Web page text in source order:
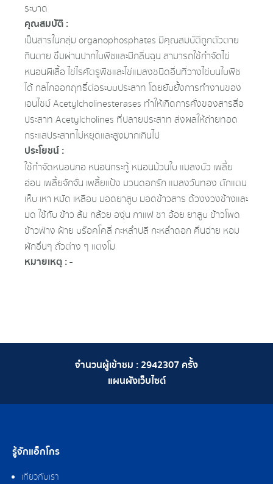
ระบาด
คุณสมบัติ :
เป็นสารในกลุ่ม organophosphates มีคุณสมบัติถูกตัวตาย
กินตาย ซึมผ่านปากใบพืชและมีกลิ่นฉุน สามารถใช้กำจัดไข่
หนอนผีเสื้อ ไข่ไรศัตรูพืชและไข่แมลงชนิดอื่นที่วางไข่บนใบพืช
ได้ กลไกออกฤทธิ์ต่อระบบประสาท โดยยับยั้งการทำงานของ
เอนไซม์ Acetylcholinesterases ทำให้เกิดการคั่งของสารสื่อ
ประสาท Acetylcholines ที่ปลายประสาท ส่งผลให้ถ่ายทอด
กระแสประสาทไม่หยุดและสูงมากเกินไป
ประโยชน์ :
ใช้กำจัดหนอนกอ หนอนกระทู้ หนอนม้วนใบ แมลงบั่ว เพลี้ย
อ่อน เพลี้ยจักจั่น เพลี้ยแป้ง มวนดอกรัก แมลงวันทอง ตักแตน
เห็บ เหา หมัด เหลือบ มอดยาสูบ มอดข้าวสาร ด้วงงวงช้างและ
มด ใช้กับ ข้าว ส้ม กล้วย องุ่น กาแฟ ชา อ้อย ยาสูบ ข้าวโพด
ข้าวฟ่าง ฝ้าย บร๊อคโคลี่ กะหล่ำปลี กะหล่ำดอก คื่นฉ่าย หอม
ผักอื่นๆ ถั่วต่าง ๆ แตงโม
หมายเหตุ : -
จำนวนผู้เข้าชม :2942307 ครั้ง
แผนผังเว็บไซต์
รู้จักแอ็กโกร
เกี่ยวกับเรา